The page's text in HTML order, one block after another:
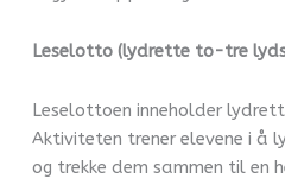
Leselotto (lydrette to-tre
Leselottoen inneholder
Aktiviteten trener elevene i å
og trekke dem sammen til en